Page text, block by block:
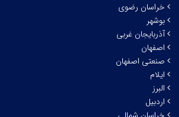
خراسان رضوی
بوشهر
آذربایجان غربی
اصفهان
صنعتی اصفهان
ایلام
البرز
اردبیل